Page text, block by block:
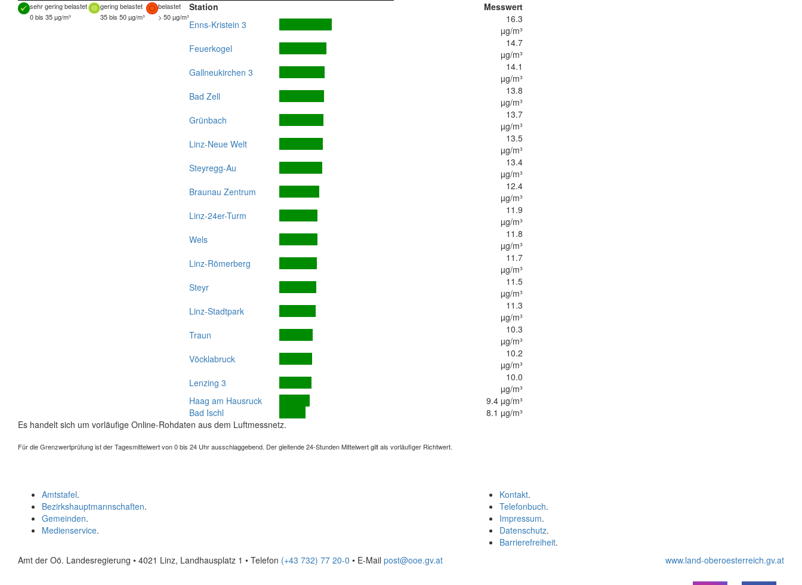
sehr gering belastet gering belastet
belastet
0 bis 35 µg/m³
35 bis 50 µg/m³ > 50 µg/m³
Station
Messwert
Enns-Kristein 3
16.3
µg/m³
Feuerkogel
14.7
µg/m³
Gallneukirchen 3
14.1
µg/m³
Bad Zell
13.8
µg/m³
Grünbach
13.7
µg/m³
Linz-Neue Welt
13.5
µg/m³
Steyregg-Au
13.4
µg/m³
Braunau Zentrum
12.4
µg/m³
Linz-24er-Turm
11.9
µg/m³
Wels
11.8
µg/m³
Linz-Römerberg
11.7
µg/m³
Steyr
11.5
µg/m³
Linz-Stadtpark
11.3
µg/m³
Traun
10.3
µg/m³
Vöcklabruck
10.2
µg/m³
Lenzing 3
10.0
µg/m³
Haag am Hausruck
9.4 µg/m³
Bad Ischl
8.1 µg/m³
Es handelt sich um vorläufige Online-Rohdaten aus dem Luftmessnetz.
Für die Grenzwertprüfung ist der Tagesmittelwert von 0 bis 24 Uhr ausschlaggebend. Der gleitende 24-Stunden Mittelwert gilt als vorläufiger Richtwert.
Kontakt.
Telefonbuch.
Impressum.
Datenschutz.
Barrierefreiheit.
Amtstafel.
Bezirkshauptmannschaften.
Gemeinden.
Medienservice.
Amt der Oö. Landesregierung • 4021 Linz, Landhausplatz 1 • Telefon (+43 732) 77 20-0 • E-Mail post@ooe.gv.at www.land-oberoesterreich.gv.at